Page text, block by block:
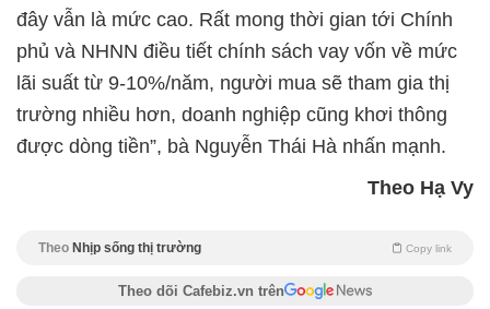
đây vẫn là mức cao. Rất mong thời gian tới Chính
phủ và NHNN điều tiết chính sách vay vốn về mức
lãi suất từ 9-10%/năm, người mua sẽ tham gia thị
trường nhiều hơn, doanh nghiệp cũng khơi thông
được dòng tiền”, bà Nguyễn Thái Hà nhấn mạnh.
Theo Hạ Vy
Theo Nhịp sống thị trường Copy link
Theo dõi Cafebiz.vn trên